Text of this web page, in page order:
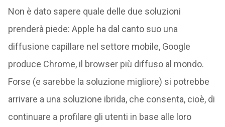
Non è dato sapere quale delle due soluzioni
prenderà piede: Apple ha dal canto suo una
diffusione capillare nel settore mobile, Google
produce Chrome, il browser più diffuso al mondo.
Forse (e sarebbe la soluzione migliore) si potrebbe
arrivare a una soluzione ibrida, che consenta, cioè, di
continuare a profilare gli utenti in base alle loro